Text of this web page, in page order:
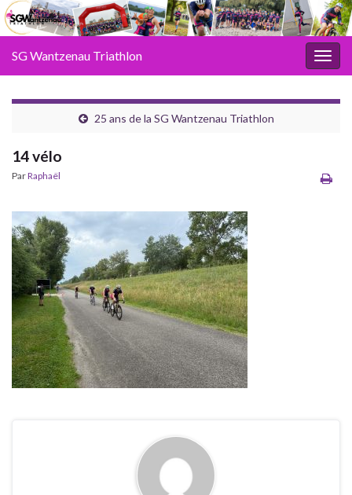
SG Wantzenau Triathlon
25 ans de la SG Wantzenau Triathlon
14 vélo
ParRaphaël